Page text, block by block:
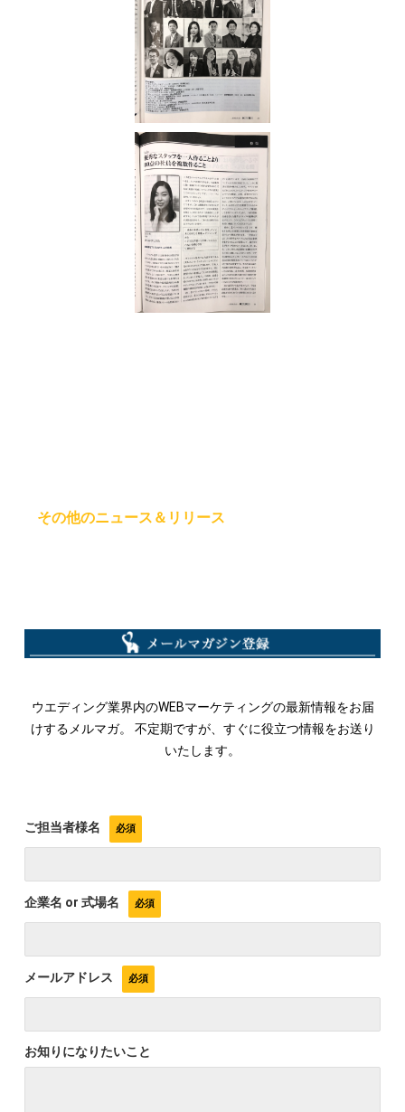
その他のニュース＆リリース
ウエディング業界内のWEBマーケティングの最新情報をお届
けするメルマガ。 不定期ですが、すぐに役立つ情報をお送り
いたします。
ご担当者様名
企業名 or 式場名
メールアドレス
お知りになりたいこと